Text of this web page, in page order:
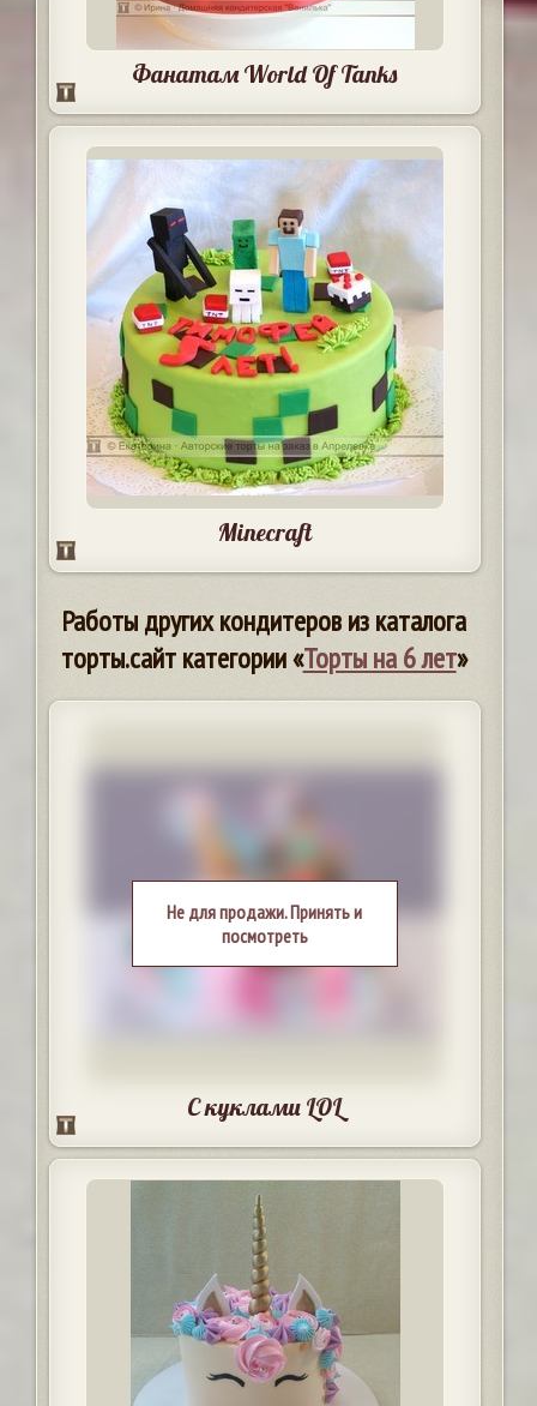
Фанатам World Of Tanks
Minecraft
Работы других кондитеров из каталога
торты.сайт категории «Торты на 6 лет»
Не для продажи. Принять и
посмотреть
С куклами LOL